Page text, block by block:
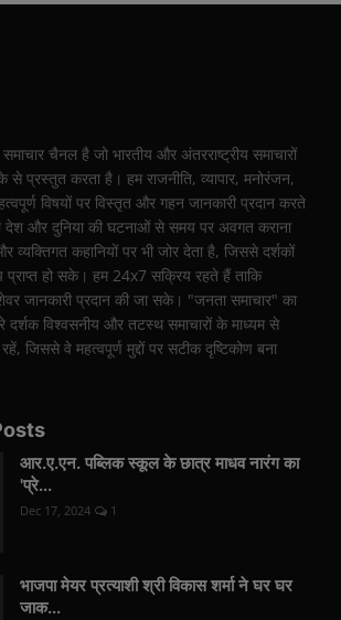
चैनल है जो भारतीय और अंतरराष्ट्रीय समाचारों
से प्रस्तुत करता है। हम राजनीति, व्यापार, मनोरंजन,
विषयों पर विस्तृत और गहन जानकारी प्रदान करते
देश और दुनिया की घटनाओं से समय पर अवगत कराना
व्यक्तिगत कहानियों पर भी जोर देता है, जिससे दर्शकों
हो सके। हम 24x7 सक्रिय रहते हैं ताकि
जानकारी प्रदान की जा सके। "जनता समाचार" का
दर्शक विश्वसनीय और तटस्थ समाचारों के माध्यम से
जिससे वे महत्वपूर्ण मुद्दों पर सटीक दृष्टिकोण बना
आर.ए.एन. पब्लिक स्कूल के छात्र माधव नारंग का
'प्रे...
Dec 17, 2024 1
भाजपा मेयर प्रत्याशी श्री विकास शर्मा ने घर घर
जाक...